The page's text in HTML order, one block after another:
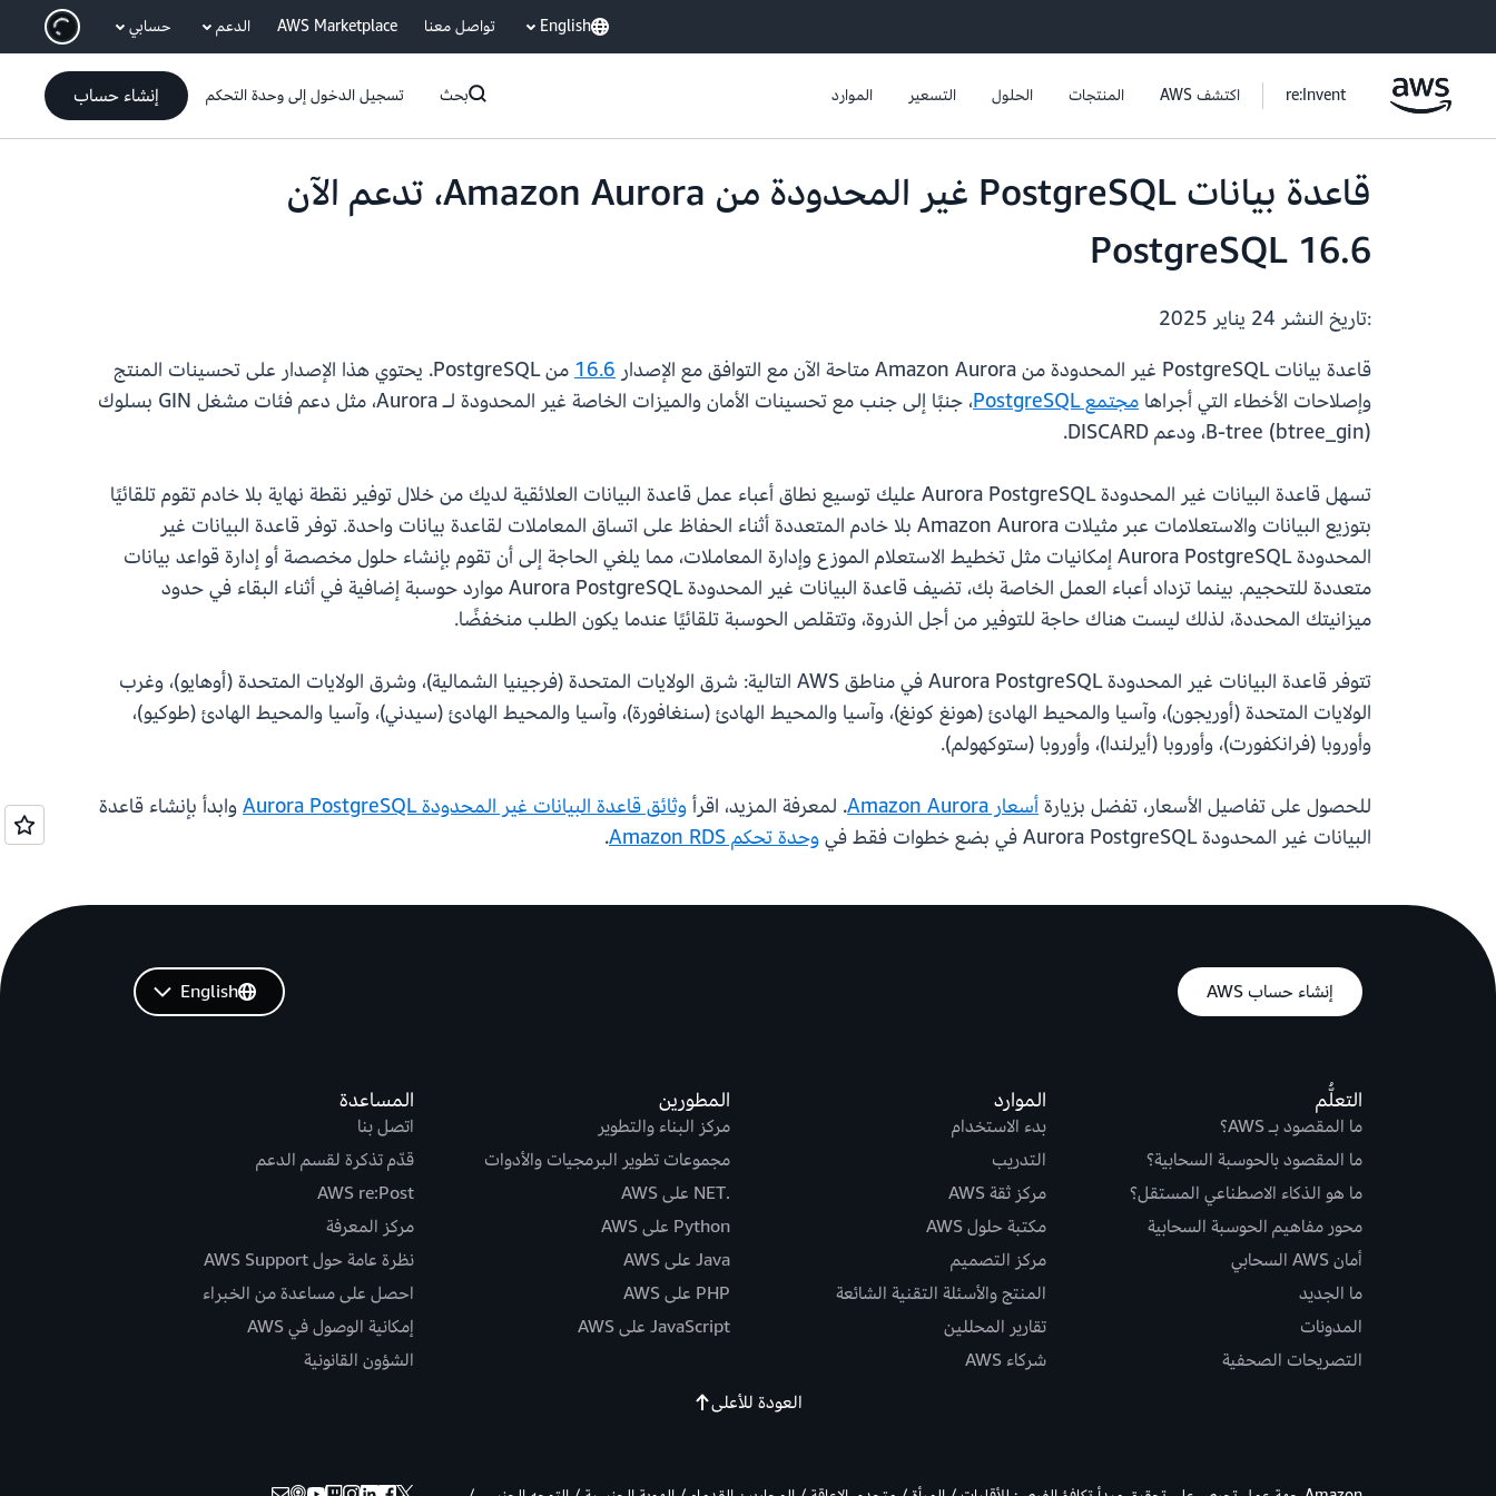
انتقل إلى المحتوى الرئيسي English تواصل معنا AWS Marketplace الدعم حسابي
re:Invent اكتشف AWS المنتجات الحلول التسعير الموارد بحث تسجيل الدخول إلى وحدة التحكم إنشاء حساب
قاعدة بيانات PostgreSQL غير المحدودة من Amazon Aurora، تدعم الآن
PostgreSQL 16.6
:تاريخ النشر
قاعدة بيانات PostgreSQL غير المحدودة من Amazon Aurora متاحة الآن مع التوافق مع الإصدار
16.6
من PostgreSQL. يحتوي هذا الإصدار على تحسينات المنتج
وإصلاحات الأخطاء التي أجراها مجتمع PostgreSQL
، جنبًا إلى جنب مع تحسينات الأمان والميزات الخاصة غير المحدودة لـ Aurora، مثل دعم فئات مشغل GIN بسلوك
B-tree (btree_gin)، ودعم DISCARD.
تسهل قاعدة البيانات غير المحدودة Aurora PostgreSQL عليك توسيع نطاق أعباء عمل قاعدة البيانات العلائقية لديك من خلال توفير نقطة نهاية بلا خادم تقوم تلقائيًا
بتوزيع البيانات والاستعلامات عبر مثيلات Amazon Aurora بلا خادم المتعددة أثناء الحفاظ على اتساق المعاملات لقاعدة بيانات واحدة. توفر قاعدة البيانات غير
المحدودة Aurora PostgreSQL إمكانيات مثل تخطيط الاستعلام الموزع وإدارة المعاملات، مما يلغي الحاجة إلى أن تقوم بإنشاء حلول مخصصة أو إدارة قواعد بيانات
متعددة للتحجيم. بينما تزداد أعباء العمل الخاصة بك، تضيف قاعدة البيانات غير المحدودة Aurora PostgreSQL موارد حوسبة إضافية في أثناء البقاء في حدود
ميزانيتك المحددة، لذلك ليست هناك حاجة للتوفير من أجل الذروة، وتتقلص الحوسبة تلقائيًا عندما يكون الطلب منخفضًا.
تتوفر قاعدة البيانات غير المحدودة Aurora PostgreSQL في مناطق AWS التالية: شرق الولايات المتحدة (فرجينيا الشمالية)، وشرق الولايات المتحدة (أوهايو)، وغرب
الولايات المتحدة (أوريجون)، وآسيا والمحيط الهادئ (هونغ كونغ)، وآسيا والمحيط الهادئ (سنغافورة)، وآسيا والمحيط الهادئ (سيدني)، وآسيا والمحيط الهادئ (طوكيو)،
وأوروبا (فرانكفورت)، وأوروبا (أيرلندا)، وأوروبا (ستوكهولم).
للحصول على تفاصيل الأسعار، تفضل بزيارةأسعار Amazon Aurora . لمعرفة المزيد، اقرأوثائق قاعدة البيانات غير المحدودة Aurora PostgreSQL
وابدأ بإنشاء قاعدة
البيانات غير المحدودة Aurora PostgreSQL في بضع خطوات فقط في
وحدة تحكم Amazon RDS .
إنشاء حساب AWS
التعلُّم
ما المقصود بـ AWS؟
ما المقصود بالحوسبة السحابية؟
ما هو الذكاء الاصطناعي المستقل؟
محور مفاهيم الحوسبة السحابية
أمان AWS السحابي
ما الجديد
المدونات
التصريحات الصحفية
الموارد
بدء الاستخدام
التدريب
مركز ثقة AWS
مكتبة حلول AWS
مركز التصميم
المنتج والأسئلة التقنية الشائعة
تقارير المحللين
شركاء AWS
المطورين
مركز البناء والتطوير
مجموعات تطوير البرمجيات والأدوات
.NET على AWS
Python على AWS
Java على AWS
PHP على AWS
JavaScript على AWS
المساعدة
اتصل بنا
قدّم تذكرة لقسم الدعم
AWS re:Post
مركز المعرفة
نظرة عامة حول AWS Support
احصل على مساعدة من الخبراء
إمكانية الوصول في AWS
الشؤون القانونية
English
العودة للأعلى